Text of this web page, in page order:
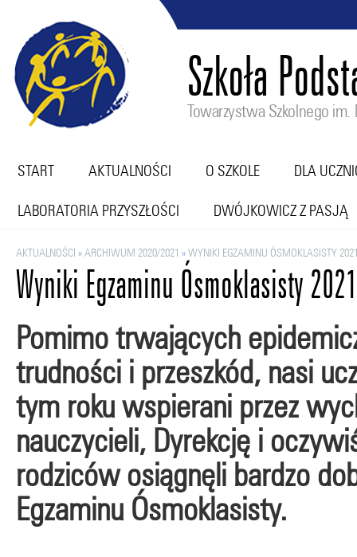
Szkoła
Towarzystwa Szkolnego im.
START AKTUALNOŚCI O SZKOLE DLA
LABORATORIA PRZYSZŁOŚCI DWÓJKOWICZ Z PASJĄ
Wyniki Egzaminu Ósmoklasisty 2021
AKTUALNOŚCI »ARCHIWUM 2020/2021 »WYNIKI EGZAMINU ÓSMOKLASISTY
Pomimo trwających
trudności i przeszkód, nasi
tym roku wspierani przez
nauczycieli, Dyrekcję i
rodziców osiągnęli bardzo
Egzaminu Ósmoklasisty.